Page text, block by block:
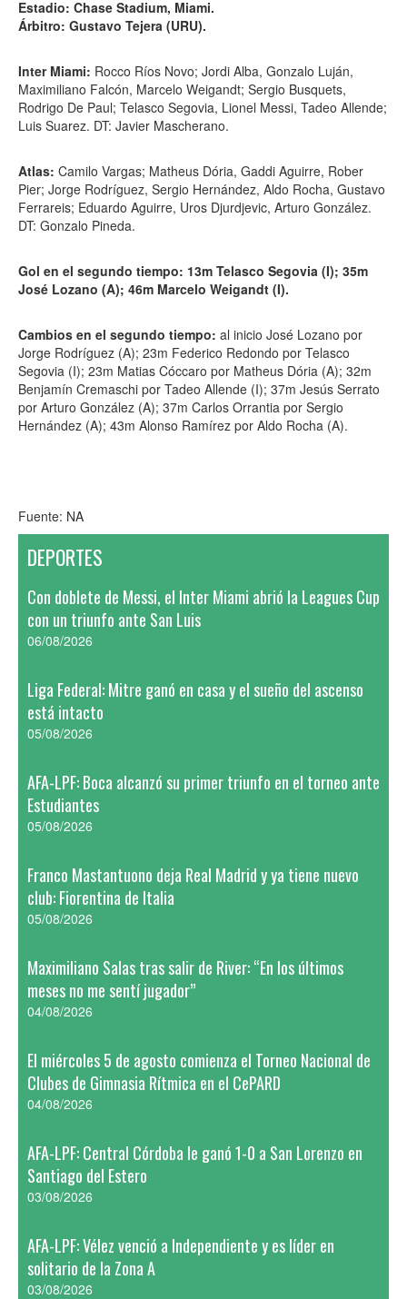
Estadio: Chase Stadium, Miami.
Árbitro: Gustavo Tejera (URU).
Inter Miami: Rocco Ríos Novo; Jordi Alba, Gonzalo Luján,
Maximiliano Falcón, Marcelo Weigandt; Sergio Busquets,
Rodrigo De Paul; Telasco Segovia, Lionel Messi, Tadeo Allende;
Luis Suarez. DT: Javier Mascherano.
Atlas: Camilo Vargas; Matheus Dória, Gaddi Aguirre, Rober
Pier; Jorge Rodríguez, Sergio Hernández, Aldo Rocha, Gustavo
Ferrareis; Eduardo Aguirre, Uros Djurdjevic, Arturo González.
DT: Gonzalo Pineda.
Gol en el segundo tiempo: 13m Telasco Segovia (I); 35m
José Lozano (A); 46m Marcelo Weigandt (I).
Cambios en el segundo tiempo: al inicio José Lozano por
Jorge Rodríguez (A); 23m Federico Redondo por Telasco
Segovia (I); 23m Matias Cóccaro por Matheus Dória (A); 32m
Benjamín Cremaschi por Tadeo Allende (I); 37m Jesús Serrato
por Arturo González (A); 37m Carlos Orrantia por Sergio
Hernández (A); 43m Alonso Ramírez por Aldo Rocha (A).
Fuente: NA
DEPORTES
Con doblete de Messi, el Inter Miami abrió la Leagues Cup
con un triunfo ante San Luis
06/08/2026
Liga Federal: Mitre ganó en casa y el sueño del ascenso
está intacto
05/08/2026
AFA-LPF: Boca alcanzó su primer triunfo en el torneo ante
Estudiantes
05/08/2026
Franco Mastantuono deja Real Madrid y ya tiene nuevo
club: Fiorentina de Italia
05/08/2026
Maximiliano Salas tras salir de River: “En los últimos
meses no me sentí jugador”
04/08/2026
El miércoles 5 de agosto comienza el Torneo Nacional de
Clubes de Gimnasia Rítmica en el CePARD
04/08/2026
AFA-LPF: Central Córdoba le ganó 1-0 a San Lorenzo en
Santiago del Estero
03/08/2026
AFA-LPF: Vélez venció a Independiente y es líder en
solitario de la Zona A
03/08/2026